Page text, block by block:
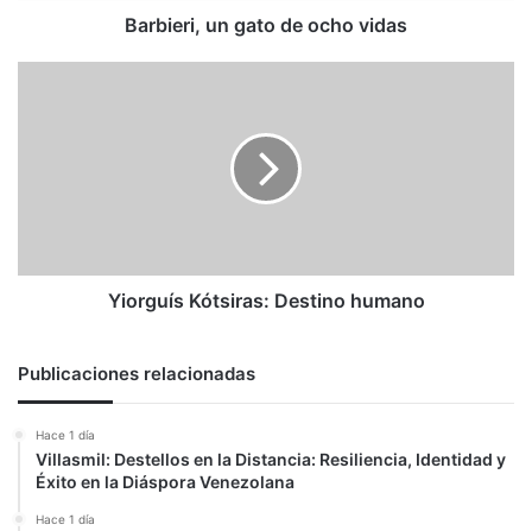
Barbieri, un gato de ocho vidas
Yiorguís Kótsiras: Destino humano
Publicaciones relacionadas
Hace 1 día
Villasmil: Destellos en la Distancia: Resiliencia, Identidad y
Éxito en la Diáspora Venezolana
Hace 1 día